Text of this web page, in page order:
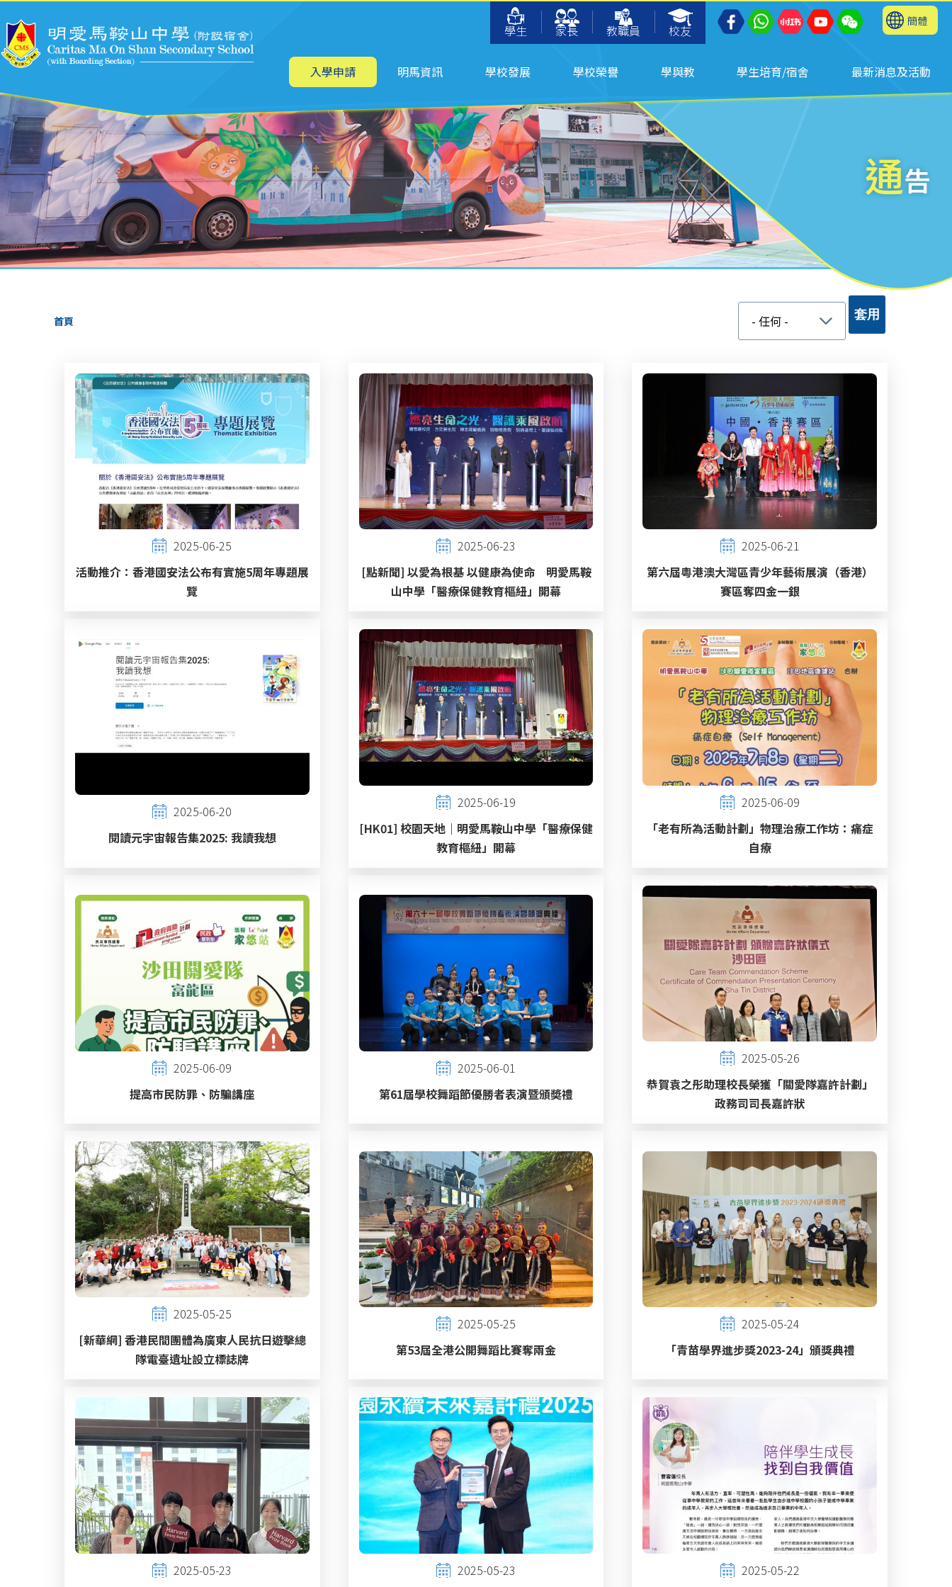
學生
家長 教職員 校友
簡體
主
航 入學申請 明馬資訊 學校發展 學校榮譽 學與教 學生培育/宿舍 最新消息及活動
通告
導
連
結
首頁
2025-06-25
活動推介：香港國安法公布有實施5周年專題展
覽
2025-06-23
[點新聞] 以愛為根基 以健康為使命 明愛馬鞍
山中學「醫療保健教育樞紐」開幕
2025-06-21
第六屆粵港澳大灣區青少年藝術展演（香港）
賽區奪四金一銀
2025-06-20
閱讀元宇宙報告集2025: 我讀我想
2025-06-19
[HK01] 校園天地｜明愛馬鞍山中學「醫療保健
教育樞紐」開幕
2025-06-09
「老有所為活動計劃」物理治療工作坊：痛症
自療
2025-06-09
提高市民防罪、防騙講座
2025-06-01
第61屆學校舞蹈節優勝者表演暨頒奬禮
2025-05-26
恭賀袁之彤助理校長榮獲「關愛隊嘉許計劃」
政務司司長嘉許狀
2025-05-25
[新華網] 香港民間團體為廣東人民抗日遊擊總
隊電臺遺址設立標誌牌
2025-05-25
第53屆全港公開舞蹈比賽奪兩金
2025-05-24
「青苗學界進步獎2023-24」頒獎典禮
2025-05-23 2025-05-23 2025-05-22